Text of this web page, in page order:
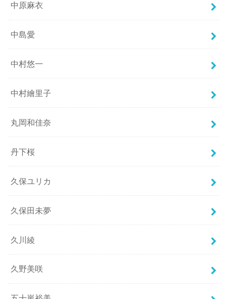
中原麻衣
中島愛
中村悠一
中村繪里子
丸岡和佳奈
丹下桜
久保ユリカ
久保田未夢
久川綾
久野美咲